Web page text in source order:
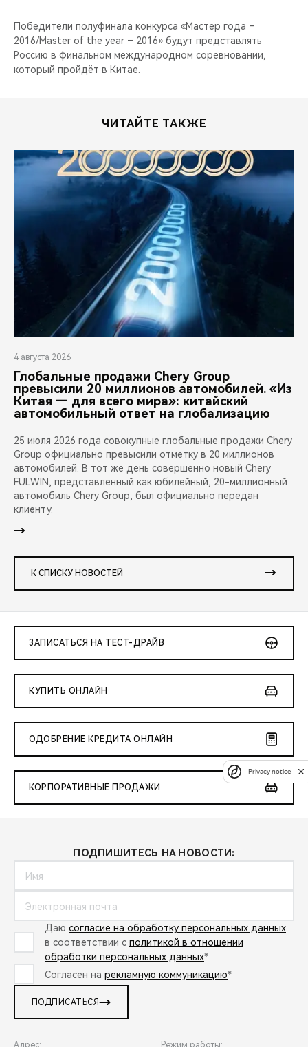
Победители полуфинала конкурса «Мастер года –
2016/Master of the year – 2016» будут представлять
Россию в финальном международном соревновании,
который пройдёт в Китае.
ЧИТАЙТЕ ТАКЖЕ
4 августа 2026
Глобальные продажи Chery Group
превысили 20 миллионов автомобилей. «Из
Китая — для всего мира»: китайский
автомобильный ответ на глобализацию
25 июля 2026 года совокупные глобальные продажи Chery
Group официально превысили отметку в 20 миллионов
автомобилей. В тот же день совершенно новый Chery
FULWIN, представленный как юбилейный, 20-миллионный
автомобиль Chery Group, был официально передан
клиенту.
К СПИСКУ НОВОСТЕЙ
ЗАПИСАТЬСЯ НА ТЕСТ-ДРАЙВ
КУПИТЬ ОНЛАЙН
ОДОБРЕНИЕ КРЕДИТА ОНЛАЙН
КОРПОРАТИВНЫЕ ПРОДАЖИ
ПОДПИШИТЕСЬ НА НОВОСТИ:
Даю согласие на обработку персональных данных
в соответствии с политикой в отношении
обработки персональных данных*
Согласен на рекламную коммуникацию*
ПОДПИСАТЬСЯ
Privacy notice